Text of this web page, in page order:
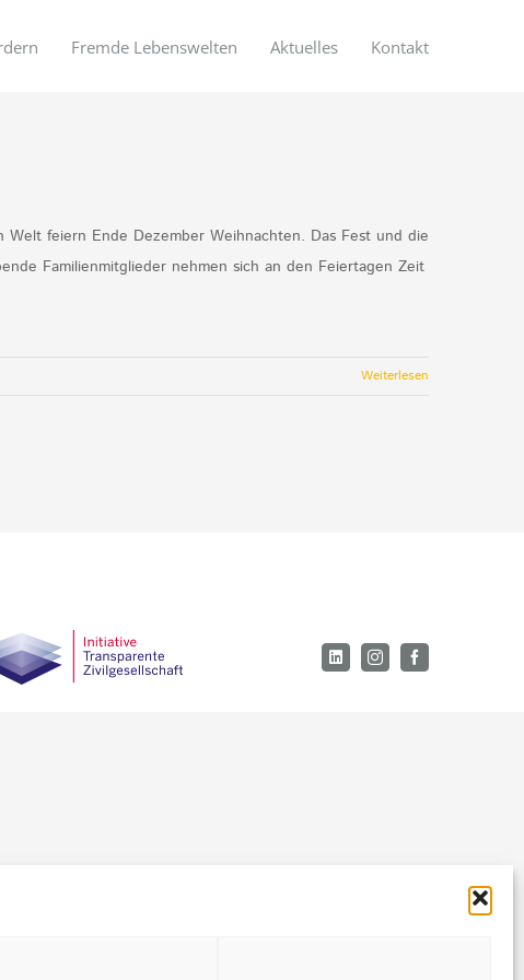
Fremde Lebenswelten Aktuelles Kontakt
feiern Ende Dezember Weihnachten. Das Fest und die
Familienmitglieder nehmen sich an den Feiertagen Zeit
Weiterlesen
LinkedInInstagramFacebook